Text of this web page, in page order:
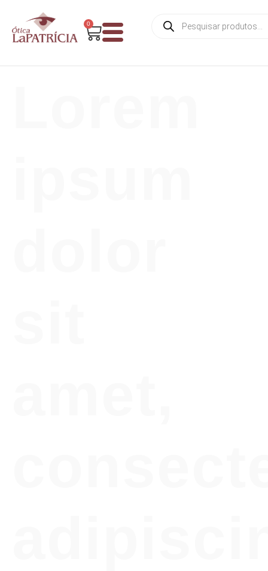
0